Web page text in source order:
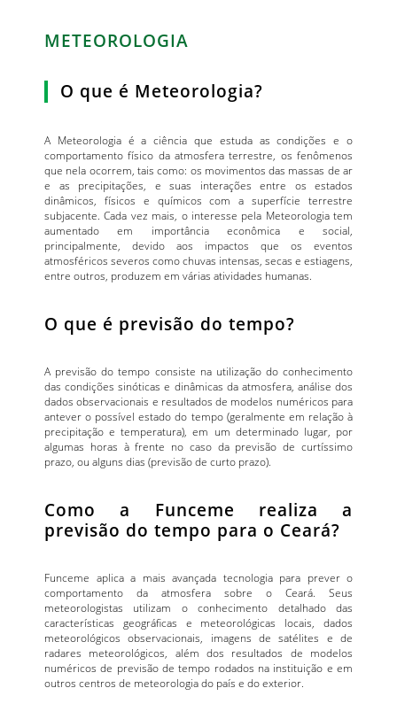
METEOROLOGIA
O que é Meteorologia?
A Meteorologia é a ciência que estuda as condições e o
comportamento físico da atmosfera terrestre, os fenômenos
que nela ocorrem, tais como: os movimentos das massas de ar
e as precipitações, e suas interações entre os estados
dinâmicos, físicos e químicos com a superfície terrestre
subjacente. Cada vez mais, o interesse pela Meteorologia tem
aumentado em importância econômica e social,
principalmente, devido aos impactos que os eventos
atmosféricos severos como chuvas intensas, secas e estiagens,
entre outros, produzem em várias atividades humanas.
O que é previsão do tempo?
A previsão do tempo consiste na utilização do conhecimento
das condições sinóticas e dinâmicas da atmosfera, análise dos
dados observacionais e resultados de modelos numéricos para
antever o possível estado do tempo (geralmente em relação à
precipitação e temperatura), em um determinado lugar, por
algumas horas à frente no caso da previsão de curtíssimo
prazo, ou alguns dias (previsão de curto prazo).
Como a Funceme realiza a
previsão do tempo para o Ceará?
Funceme aplica a mais avançada tecnologia para prever o
comportamento da atmosfera sobre o Ceará. Seus
meteorologistas utilizam o conhecimento detalhado das
características geográficas e meteorológicas locais, dados
meteorológicos observacionais, imagens de satélites e de
radares meteorológicos, além dos resultados de modelos
numéricos de previsão de tempo rodados na instituição e em
outros centros de meteorologia do país e do exterior.